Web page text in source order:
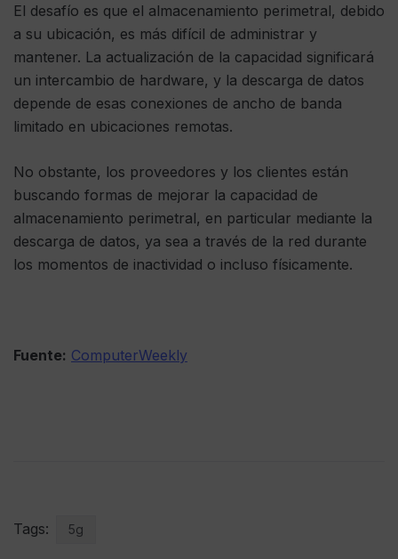
El desafío es que el almacenamiento perimetral, debido
a su ubicación, es más difícil de administrar y
mantener. La actualización de la capacidad significará
un intercambio de hardware, y la descarga de datos
depende de esas conexiones de ancho de banda
limitado en ubicaciones remotas.
No obstante, los proveedores y los clientes están
buscando formas de mejorar la capacidad de
almacenamiento perimetral, en particular mediante la
descarga de datos, ya sea a través de la red durante
los momentos de inactividad o incluso físicamente.
Fuente: ComputerWeekly
Tags: 5g